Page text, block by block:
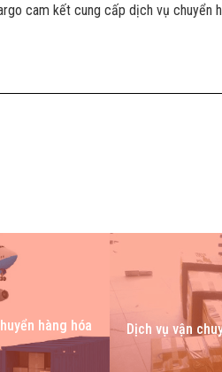
cam kết cung cấp dịch vụ chuyển
hàng hóa
Dịch vụ vận